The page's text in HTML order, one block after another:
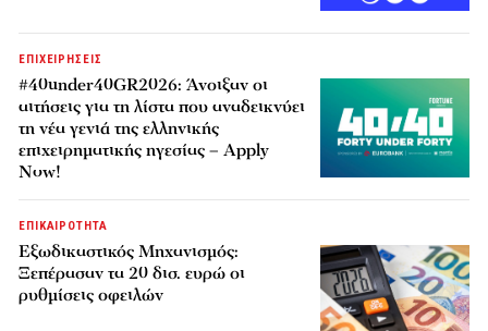
ΕΠΙΧΕΙΡΗΣΕΙΣ
#40under40GR2026: Άνοιξαν οι
αιτήσεις για τη λίστα που αναδεικνύει
τη νέα γενιά της ελληνικής
επιχειρηματικής ηγεσίας – Apply
Now!
ΕΠΙΚΑΙΡΟΤΗΤΑ
Εξωδικαστικός Μηχανισμός:
Ξεπέρασαν τα 20 δισ. ευρώ οι
ρυθμίσεις οφειλών